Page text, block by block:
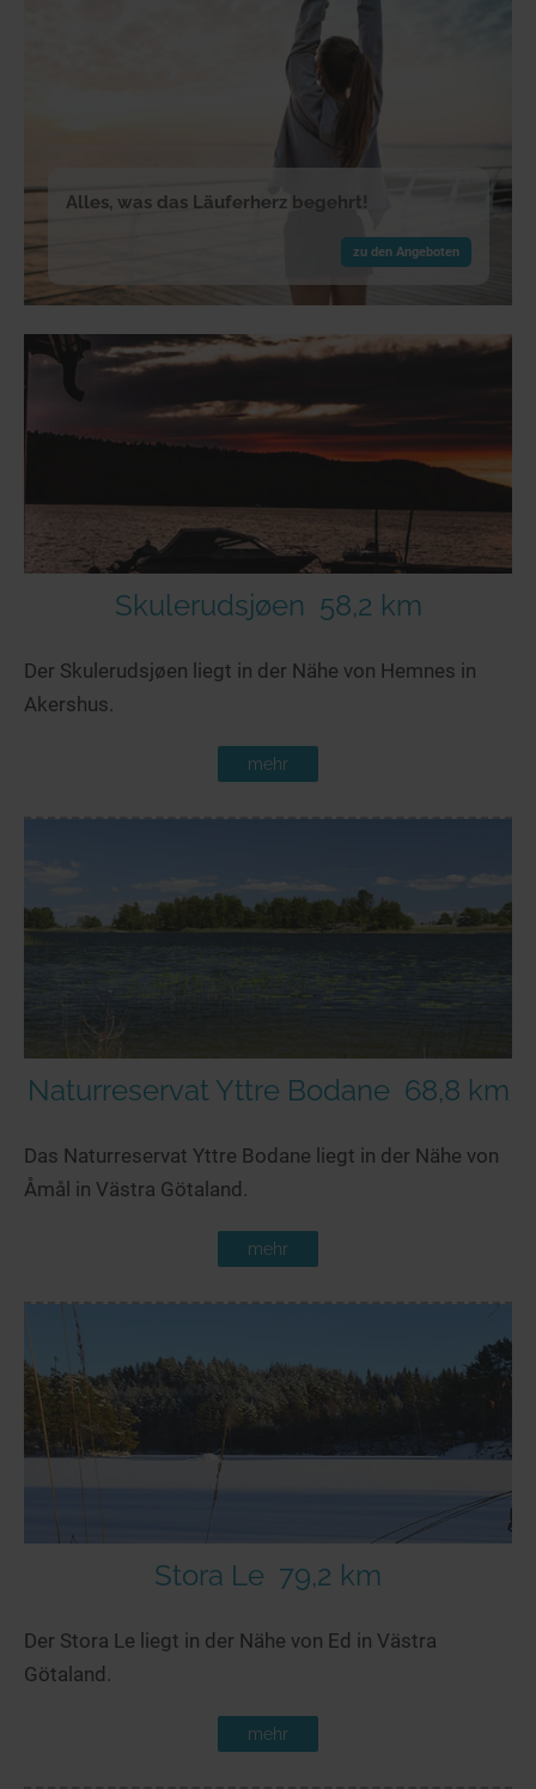
Alles, was das Läuferherz begehrt!
zu den Angeboten
Skulerudsjøen 58,2 km
Der Skulerudsjøen liegt in der Nähe von Hemnes in
Akershus.
mehr
Naturreservat Yttre Bodane 68,8 km
Das Naturreservat Yttre Bodane liegt in der Nähe von
Åmål in Västra Götaland.
mehr
Stora Le 79,2 km
Der Stora Le liegt in der Nähe von Ed in Västra
Götaland.
mehr